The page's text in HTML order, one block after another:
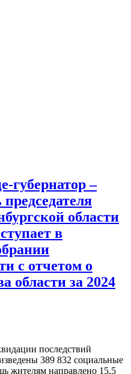
губернатор –
области
в
с отчетом о
области за 2024
последствий
389 832 социальные
жителям направлено 15,5